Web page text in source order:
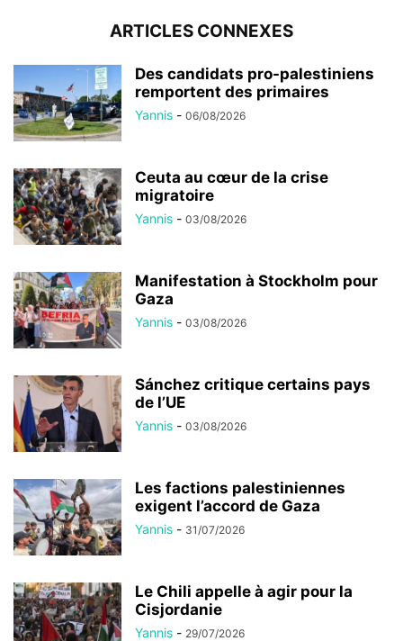
ARTICLES CONNEXES
Des candidats pro-palestiniens
remportent des primaires
Yannis - 06/08/2026
Ceuta au cœur de la crise
migratoire
Yannis - 03/08/2026
Manifestation à Stockholm pour
Gaza
Yannis - 03/08/2026
Sánchez critique certains pays
de l’UE
Yannis - 03/08/2026
Les factions palestiniennes
exigent l’accord de Gaza
Yannis - 31/07/2026
Le Chili appelle à agir pour la
Cisjordanie
Yannis - 29/07/2026